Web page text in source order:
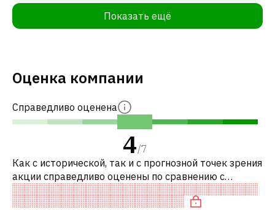
Показать ещё
Оценка компании
Справедливо оценена
4/7
Как с исторической, так и с прогнозной точек зрения
акции справедливо оценены по сравнению с
аналогичными акциями. В частности, акция
справедливо оценена по P/E, нейтраль